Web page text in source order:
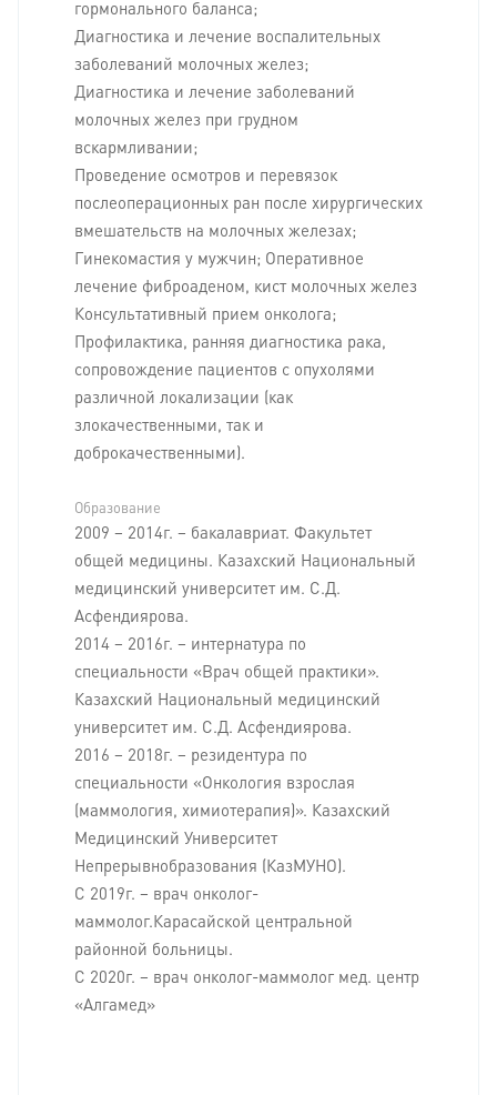
гормонального баланса;
Диагностика и лечение воспалительных
заболеваний молочных желез;
Диагностика и лечение заболеваний
молочных желез при грудном
вскармливании;
Проведение осмотров и перевязок
послеоперационных ран после хирургических
вмешательств на молочных железах;
Гинекомастия у мужчин; Оперативное
лечение фиброаденом, кист молочных желез
Консультативный прием онколога;
Профилактика, ранняя диагностика рака,
сопровождение пациентов с опухолями
различной локализации (как
злокачественными, так и
доброкачественными).
Образование
2009 – 2014г. – бакалавриат. Факультет
общей медицины. Казахский Национальный
медицинский университет им. С.Д.
Асфендиярова.
2014 – 2016г. – интернатура по
специальности «Врач общей практики».
Казахский Национальный медицинский
университет им. С.Д. Асфендиярова.
2016 – 2018г. – резидентура по
специальности «Онкология взрослая
(маммология, химиотерапия)». Казахский
Медицинский Университет
Непрерывнобразования (КазМУНО).
С 2019г. – врач онколог-
маммолог.Карасайской центральной
районной больницы.
С 2020г. – врач онколог-маммолог мед. центр
«Алгамед»